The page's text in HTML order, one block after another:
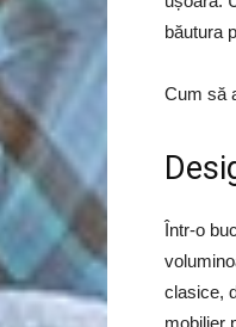
băutura
Cum să
Într-o
clasice,
mobilier